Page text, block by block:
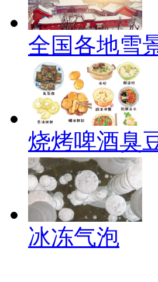
全国各地雪
烧烤啤酒臭
冰冻气泡